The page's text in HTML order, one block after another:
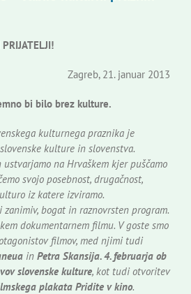
Zagreb, 21. januar 2013
bi bilo brez kulture.
kulturnega praznika je
kulture in slovenstva.
na Hrvaškem kjer puščamo
svojo posebnost, drugačnost,
iz katere izviramo.
bogat in raznovrsten program.
dokumentarnem filmu. V goste smo
filmov, med njimi tudi
in Petra Skansija. 4. februarja ob
slovenske kulture, kot tudi otvoritev
plakata Pridite v kino.